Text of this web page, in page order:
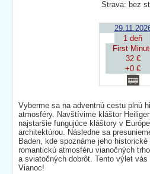
Strava: bez
1 deň
First
32 €
+0 €
Vyberme sa na adventnú cestu plnú
atmosféry. Navštívime kláštor
najstaršie fungujúce kláštory v
architektúrou. Následne sa
Baden, kde spoznáme jeho
romantickú atmosféru vianočných
a sviatočných dobrôt. Tento výlet
Vianoc!